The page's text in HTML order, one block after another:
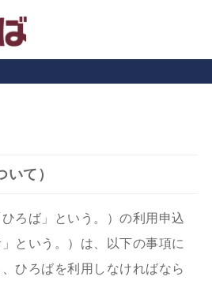
て）
ろば」という。）の利用申込
という。）は、以下の事項に
ひろばを利用しなければなら